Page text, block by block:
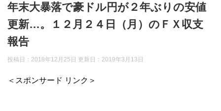
年末大暴落で豪ドル円が２年ぶりの安値
更新…。１２月２４日（月）のＦＸ収支
報告
投稿日：2018年12月25日 更新日： 2019年3月13日
＜スポンサード リンク＞